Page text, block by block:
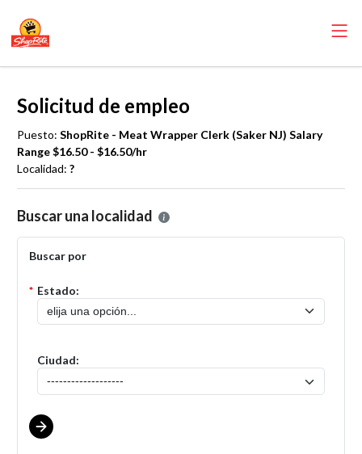
Solicitud de empleo
Puesto: ShopRite - Meat Wrapper Clerk (Saker NJ) Salary
Range $16.50 - $16.50/hr
Localidad: ?
Por favor, seleccione la localidad en la que desea presentar una
Buscar una localidad
Buscar por
* Estado:
Ciudad: